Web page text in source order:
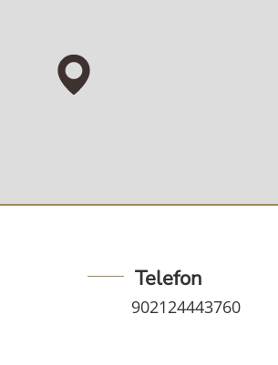
Telefon
902124443760